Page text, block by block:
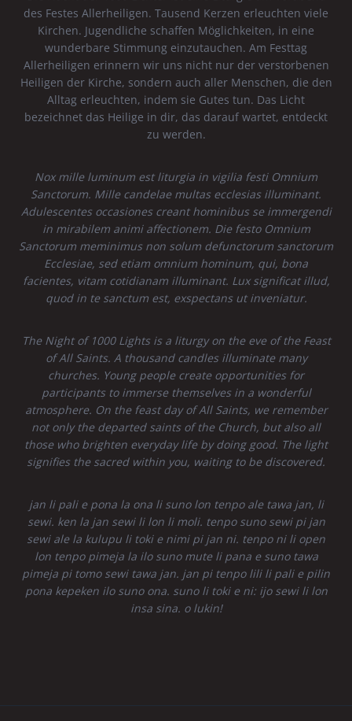
des Festes Allerheiligen. Tausend Kerzen erleuchten viele
Kirchen. Jugendliche schaffen Möglichkeiten, in eine
wunderbare Stimmung einzutauchen. Am Festtag
Allerheiligen erinnern wir uns nicht nur der verstorbenen
Heiligen der Kirche, sondern auch aller Menschen, die den
Alltag erleuchten, indem sie Gutes tun. Das Licht
bezeichnet das Heilige in dir, das darauf wartet, entdeckt
zu werden.
Nox mille luminum est liturgia in vigilia festi Omnium
Sanctorum. Mille candelae multas ecclesias illuminant.
Adulescentes occasiones creant hominibus se immergendi
in mirabilem animi affectionem. Die festo Omnium
Sanctorum meminimus non solum defunctorum sanctorum
Ecclesiae, sed etiam omnium hominum, qui, bona
facientes, vitam cotidianam illuminant. Lux significat illud,
quod in te sanctum est, exspectans ut inveniatur.
The Night of 1000 Lights is a liturgy on the eve of the Feast
of All Saints. A thousand candles illuminate many
churches. Young people create opportunities for
participants to immerse themselves in a wonderful
atmosphere. On the feast day of All Saints, we remember
not only the departed saints of the Church, but also all
those who brighten everyday life by doing good. The light
signifies the sacred within you, waiting to be discovered.
jan li pali e pona la ona li suno lon tenpo ale tawa jan, li
sewi. ken la jan sewi li lon li moli. tenpo suno sewi pi jan
sewi ale la kulupu li toki e nimi pi jan ni. tenpo ni li open
lon tenpo pimeja la ilo suno mute li pana e suno tawa
pimeja pi tomo sewi tawa jan. jan pi tenpo lili li pali e pilin
pona kepeken ilo suno ona. suno li toki e ni: ijo sewi li lon
insa sina. o lukin!